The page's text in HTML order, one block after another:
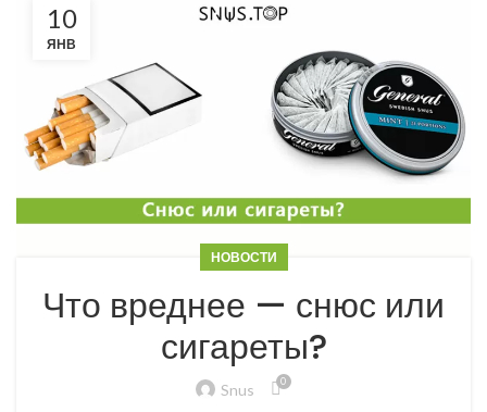
10
ЯНВ
НОВОСТИ
Что вреднее — снюс или
сигареты?
Snus 0